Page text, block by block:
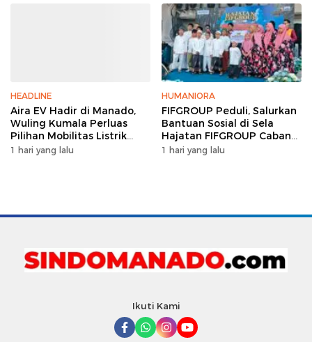
HEADLINE
Aira EV Hadir di Manado,
Wuling Kumala Perluas
Pilihan Mobilitas Listrik
untuk Masyarakat Sulawesi
1 hari yang lalu
HUMANIORA
FIFGROUP Peduli, Salurkan
Bantuan Sosial di Sela
Hajatan FIFGROUP Cabang
Bitung
1 hari yang lalu
Ikuti Kami